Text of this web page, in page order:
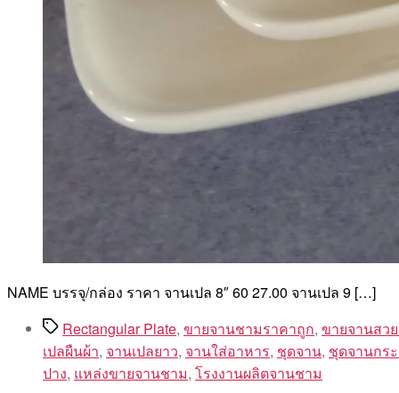
NAME บรรจุ/กล่อง ราคา จานเปล 8″ 60 27.00 จานเปล 9 […]
TagsRectangular Plate, ขายจานชามราคาถูก, ขายจานสว
เปลผืนผ้า, จานเปลยาว, จานใส่อาหาร, ชุดจาน, ชุดจานกระ
ปาง, แหล่งขายจานชาม, โรงงานผลิตจานชาม